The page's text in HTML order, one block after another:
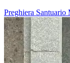
Preghiera Santuario